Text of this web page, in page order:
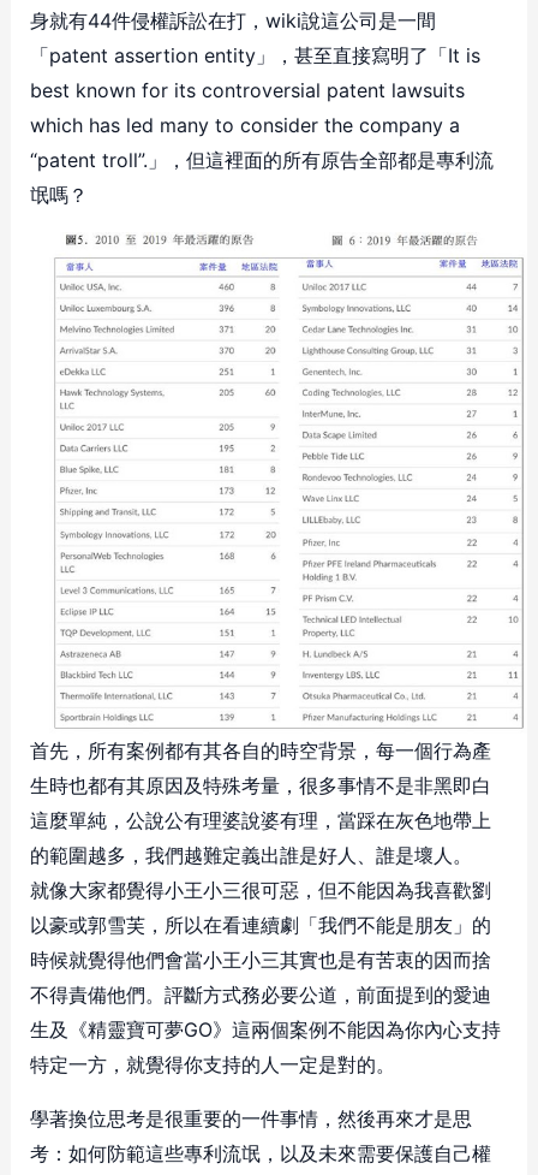
身就有44件侵權訴訟在打，wiki說這公司是一間
「patent assertion entity」，甚至直接寫明了「It is
best known for its controversial patent lawsuits
which has led many to consider the company a
“patent troll”.」，但這裡面的所有原告全部都是專利流
氓嗎？
首先，所有案例都有其各自的時空背景，每一個行為產
生時也都有其原因及特殊考量，很多事情不是非黑即白
這麼單純，公說公有理婆說婆有理，當踩在灰色地帶上
的範圍越多，我們越難定義出誰是好人、誰是壞人。
就像大家都覺得小王小三很可惡，但不能因為我喜歡劉
以豪或郭雪芙，所以在看連續劇「我們不能是朋友」的
時候就覺得他們會當小王小三其實也是有苦衷的因而捨
不得責備他們。評斷方式務必要公道，前面提到的愛迪
生及《精靈寶可夢GO》這兩個案例不能因為你內心支持
特定一方，就覺得你支持的人一定是對的。
學著換位思考是很重要的一件事情，然後再來才是思
考：如何防範這些專利流氓，以及未來需要保護自己權